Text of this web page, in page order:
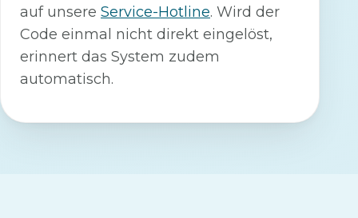
auf unsere Service-Hotline. Wird der
Code einmal nicht direkt eingelöst,
erinnert das System zudem
automatisch.